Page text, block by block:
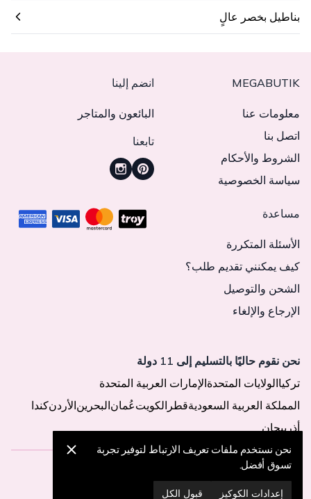
بناطيل بخصر عالٍ
MEGABUTIK
معلومات عنا
اتصل بنا
الشروط والأحكام
سياسة الخصوصية
انضم إلينا
البائعون والمتاجر
تابعنا
مساعدة
الأسئلة المتكررة
كيف يمكنني تقديم طلب؟
الشحن والتوصيل
الإرجاع والإلغاء
نحن نقوم حاليًا بالتسليم إلى 11 دولة
تركياالولايات المتحدةالإمارات العربية المتحدة
المملكة العربية السعوديةقطر الكويتعُمانالبحرينالأردنكندا
أذربيجان
© 2025 MegaButik -
نحن نستخدم ملفات تعريف الارتباط لتوفير تجربة
تسوق أفضل.
إعدادات الكوكيز قبول الكل